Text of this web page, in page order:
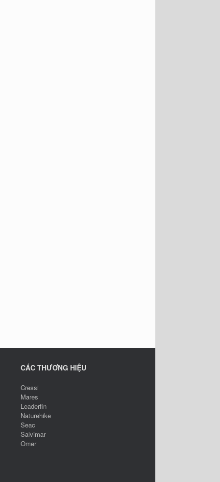
CÁC THƯƠNG HIỆU
Cressi
Mares
Leaderfin
Naturehike
Seac
Salvimar
Omer